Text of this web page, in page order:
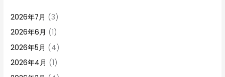
2026年7月 (3)
2026年6月 (1)
2026年5月 (4)
2026年4月 (1)